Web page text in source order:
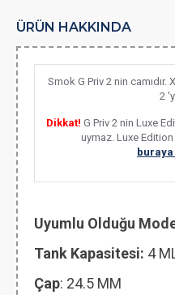
ÜRÜN HAKKINDA
Smok G Priv 2 nin
2
Dikkat! G Priv 2 nin Luxe
uymaz. Luxe
buraya
Uyumlu Olduğu
Tank Kapasitesi: 4
Çap: 24.5 MM